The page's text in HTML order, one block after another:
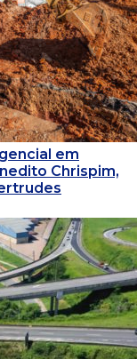
em
Chrispim,